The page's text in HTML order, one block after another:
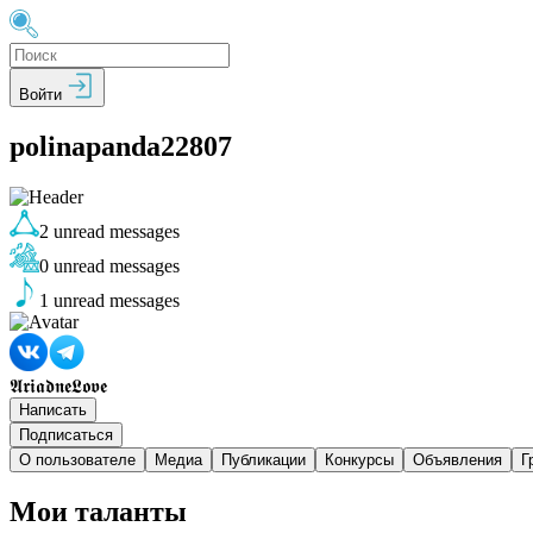
Войти
polinapanda22807
2 unread messages
0 unread messages
1 unread messages
𝕬𝖗𝖎𝖆𝖉𝖓𝖊𝕷𝖔𝖛𝖊
Написать
Подписаться
О пользователе
Медиа Публикации Конкурсы Объявления
Мои таланты